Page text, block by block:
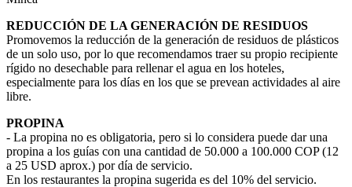
REDUCCIÓN DE LA GENERACIÓN DE RESIDUOS
Promovemos la reducción de la generación de residuos de plásticos
de un solo uso, por lo que recomendamos traer su propio recipiente
rígido no desechable para rellenar el agua en los hoteles,
especialmente para los días en los que se prevean actividades al aire
libre.
PROPINA
- La propina no es obligatoria, pero si lo considera puede dar una
propina a los guías con una cantidad de 50.000 a 100.000 COP (12
a 25 USD aprox.) por día de servicio.
En los restaurantes la propina sugerida es del 10% del servicio.